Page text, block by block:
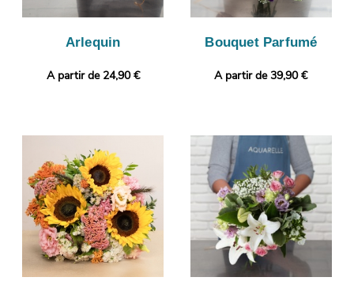
Arlequin
A partir de 24,90 €
Bouquet Parfumé
A partir de 39,90 €